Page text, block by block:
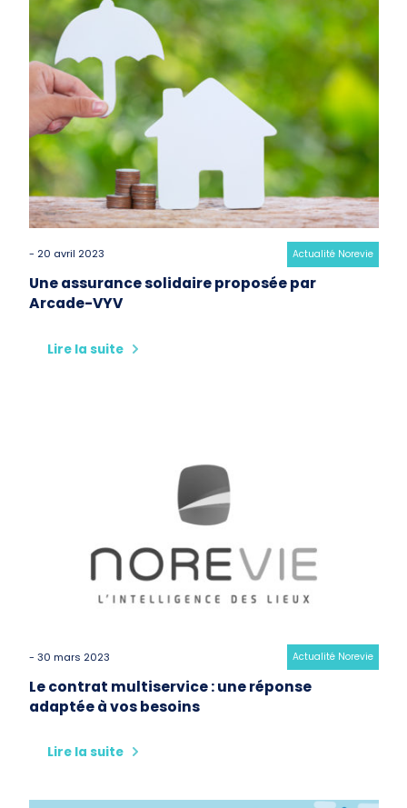
- 20 avril 2023 Category:
Actualité Norevie
Une assurance solidaire proposée par
Arcade-VYV
Lire la suite
- 30 mars 2023 Category:
Actualité Norevie
Le contrat multiservice : une réponse
adaptée à vos besoins
Lire la suite